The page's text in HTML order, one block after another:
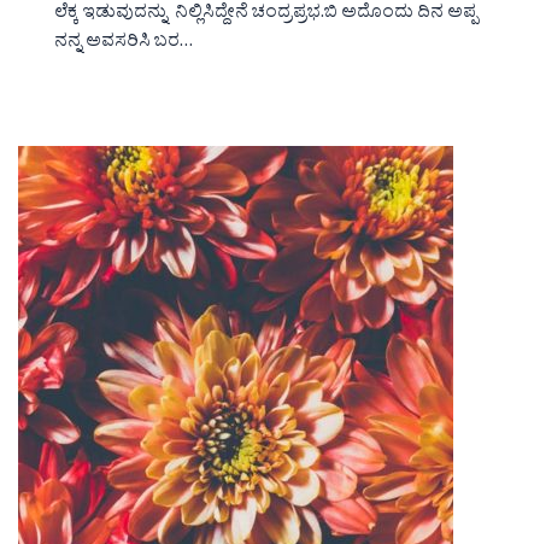
ಲೆಕ್ಕ ಇಡುವುದನ್ನು ನಿಲ್ಲಿಸಿದ್ದೇನೆ ಚಂದ್ರಪ್ರಭ.ಬಿ ಅದೊಂದು ದಿನ ಅಪ್ಪ
ನನ್ನ ಅವಸರಿಸಿ ಬರ…